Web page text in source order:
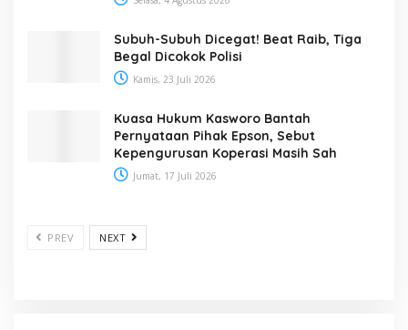
Subuh-Subuh Dicegat! Beat Raib, Tiga
Begal Dicokok Polisi
Kamis, 23 Juli 2026
Kuasa Hukum Kasworo Bantah
Pernyataan Pihak Epson, Sebut
Kepengurusan Koperasi Masih Sah
Jumat, 17 Juli 2026
PREV NEXT